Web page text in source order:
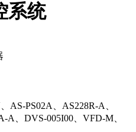
系统
AS-PS02A、AS228R-A、
A、DVS-005I00、VFD-M、